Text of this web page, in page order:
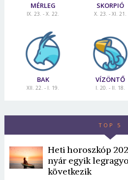
MÉRLEG
IX. 23. - X. 22.
SKORPIÓ
X. 23. - XI. 21.
BAK
XII. 22. - I. 19.
VÍZÖNTŐ
I. 20. - II. 18.
TOP 5
Heti horoszkóp
nyár egyik
következik